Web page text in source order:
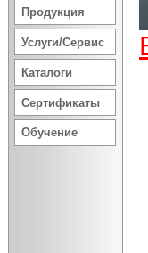
Продукция
Услуги/Сервис
Каталоги
Сертификаты
Обучение